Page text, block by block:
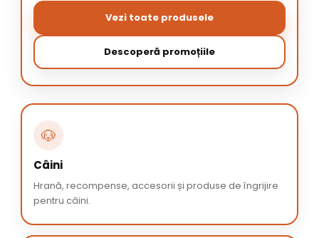
Vezi toate produsele
Descoperă promoțiile
🐶
Câini
Hrană, recompense, accesorii și produse de îngrijire
pentru câini.